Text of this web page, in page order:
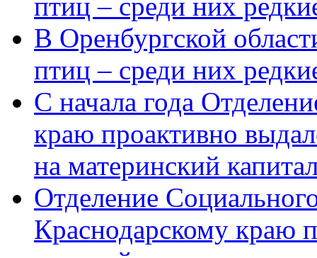
В Оренбургской
птиц – среди них
С начала года
краю проактивно
на материнский
Отделение
Краснодарскому краю